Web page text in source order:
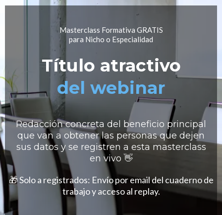
Masterclass Formativa GRATIS
para Nicho o Especialidad
Título atractivo
del webinar
Redacción concreta del beneficio principal
que van a obtener las personas que dejen
sus datos y se registren a esta masterclass
en vivo 👋
🎁 Solo a registrados: Envío por email del cuaderno de
trabajo y acceso al replay.